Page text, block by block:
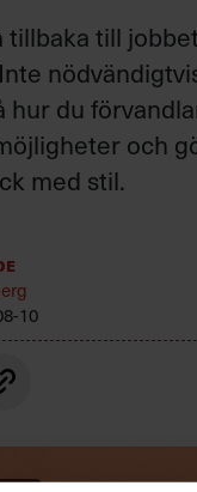
tillbaka till
hur du
och
med stil.
10